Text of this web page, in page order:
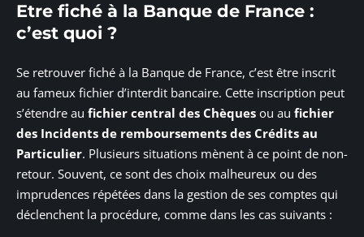
Etre fiché à la Banque de France :
c’est quoi ?
Se retrouver fiché à la Banque de France, c’est être inscrit
au fameux fichier d’interdit bancaire. Cette inscription peut
s’étendre au fichier central des Chèques ou au fichier
des Incidents de remboursements des Crédits au
Particulier. Plusieurs situations mènent à ce point de non-
retour. Souvent, ce sont des choix malheureux ou des
imprudences répétées dans la gestion de ses comptes qui
déclenchent la procédure, comme dans les cas suivants :